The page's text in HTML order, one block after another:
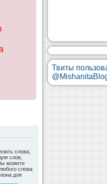
слова,
для слов,
можете
слова
для
Твиты